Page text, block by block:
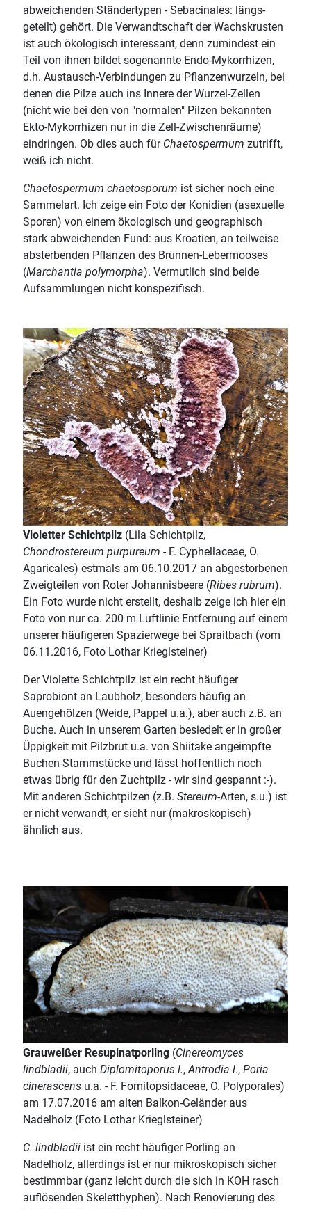
abweichenden Ständertypen - Sebacinales: längs-
geteilt) gehört. Die Verwandtschaft der Wachskrusten
ist auch ökologisch interessant, denn zumindest ein
Teil von ihnen bildet sogenannte Endo-Mykorrhizen,
d.h. Austausch-Verbindungen zu Pflanzenwurzeln, bei
denen die Pilze auch ins Innere der Wurzel-Zellen
(nicht wie bei den von "normalen" Pilzen bekannten
Ekto-Mykorrhizen nur in die Zell-Zwischenräume)
eindringen. Ob dies auch für Chaetospermum zutrifft,
weiß ich nicht.
Chaetospermum chaetosporum ist sicher noch eine
Sammelart. Ich zeige ein Foto der Konidien (asexuelle
Sporen) von einem ökologisch und geographisch
stark abweichenden Fund: aus Kroatien, an teilweise
absterbenden Pflanzen des Brunnen-Lebermooses
(Marchantia polymorpha). Vermutlich sind beide
Aufsammlungen nicht konspezifisch.
Violetter Schichtpilz (Lila Schichtpilz,
Chondrostereum purpureum - F. Cyphellaceae, O.
Agaricales) estmals am 06.10.2017 an abgestorbenen
Zweigteilen von Roter Johannisbeere (Ribes rubrum).
Ein Foto wurde nicht erstellt, deshalb zeige ich hier ein
Foto von nur ca. 200 m Luftlinie Entfernung auf einem
unserer häufigeren Spazierwege bei Spraitbach (vom
06.11.2016, Foto Lothar Krieglsteiner)
Der Violette Schichtpilz ist ein recht häufiger
Saprobiont an Laubholz, besonders häufig an
Auengehölzen (Weide, Pappel u.a.), aber auch z.B. an
Buche. Auch in unserem Garten besiedelt er in großer
Üppigkeit mit Pilzbrut u.a. von Shiitake angeimpfte
Buchen-Stammstücke und lässt hoffentlich noch
etwas übrig für den Zuchtpilz - wir sind gespannt :-).
Mit anderen Schichtpilzen (z.B. Stereum-Arten, s.u.) ist
er nicht verwandt, er sieht nur (makroskopisch)
ähnlich aus.
Grauweißer Resupinatporling (Cinereomyces
lindbladii, auch Diplomitoporus l.,Antrodia l., Poria
cinerascens u.a. - F. Fomitopsidaceae, O. Polyporales)
am 17.07.2016 am alten Balkon-Geländer aus
Nadelholz (Foto Lothar Krieglsteiner)
C. lindbladii ist ein recht häufiger Porling an
Nadelholz, allerdings ist er nur mikroskopisch sicher
bestimmbar (ganz leicht durch die sich in KOH rasch
auflösenden Skeletthyphen). Nach Renovierung des